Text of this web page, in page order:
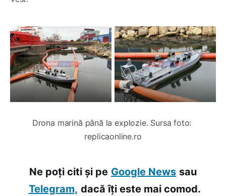
Drona marină până la explozie. Sursa foto:
replicaonline.ro
Ne poți citi și pe Google News sau
Telegram, dacă îți este mai comod.